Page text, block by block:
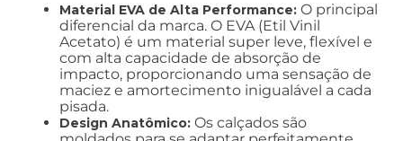
Material EVA de Alta Performance: O principal
diferencial da marca. O EVA (Etil Vinil
Acetato) é um material super leve, flexível e
com alta capacidade de absorção de
impacto, proporcionando uma sensação de
maciez e amortecimento inigualável a cada
pisada.
Design Anatômico: Os calçados são